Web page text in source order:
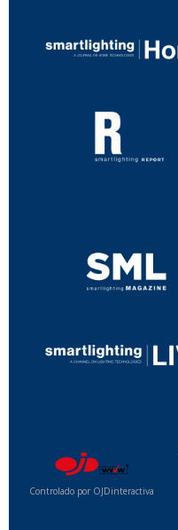
Controlado por OJDinteractiva